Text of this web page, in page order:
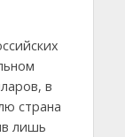
в
страна
лишь